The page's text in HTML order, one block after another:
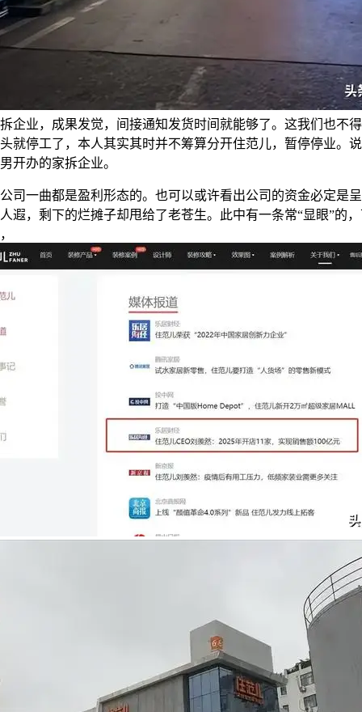
企业，成果发觉，间接通知发货时间就能够了。这我们也不
就停工了，本人其实其时并不筹算分开住范儿，暂停停业。
开办的家拆企业。
一曲都是盈利形态的。也可以或许看出公司的资金必定是呈
遐，剩下的烂摊子却甩给了老苍生。此中有一条常“显眼”的